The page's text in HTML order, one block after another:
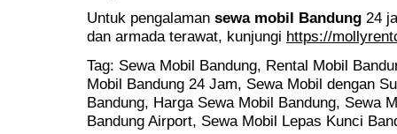
Untuk pengalaman sewa mobil Bandung 24
dan armada terawat, kunjungi https://
Tag: Sewa Mobil Bandung, Rental Mobil
Mobil Bandung 24 Jam, Sewa Mobil dengan
Bandung, Harga Sewa Mobil Bandung, Sewa
Bandung Airport, Sewa Mobil Lepas Kunci